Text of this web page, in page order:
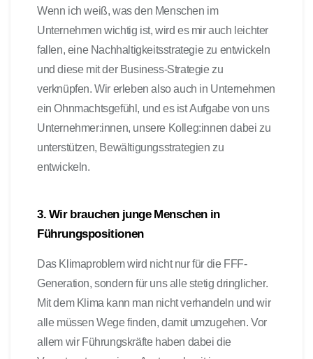
Wenn ich weiß, was den Menschen im
Unternehmen wichtig ist, wird es mir auch leichter
fallen, eine Nachhaltigkeitsstrategie zu entwickeln
und diese mit der Business-Strategie zu
verknüpfen. Wir erleben also auch in Unternehmen
ein Ohnmachtsgefühl, und es ist Aufgabe von uns
Unternehmer:innen, unsere Kolleg:innen dabei zu
unterstützen, Bewältigungsstrategien zu
entwickeln.
3. Wir brauchen junge Menschen in
Führungspositionen
Das Klimaproblem wird nicht nur für die FFF-
Generation, sondern für uns alle stetig dringlicher.
Mit dem Klima kann man nicht verhandeln und wir
alle müssen Wege finden, damit umzugehen. Vor
allem wir Führungskräfte haben dabei die